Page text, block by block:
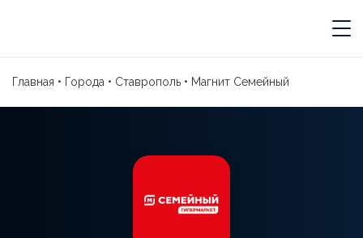
Главная • Города • Ставрополь • Магнит Семейный